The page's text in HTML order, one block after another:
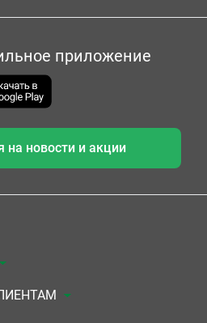
приложение
на новости и акции
договора